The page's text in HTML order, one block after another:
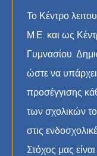
Το Κέντρο
Μ.Ε. και ως
Γυμνασίου.
ώστε να
προσέγγισης
των σχολικών
στις
Στόχος μας